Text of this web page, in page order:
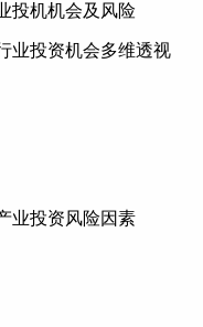
投机机会及风险
业投资机会多维透视
业投资风险因素